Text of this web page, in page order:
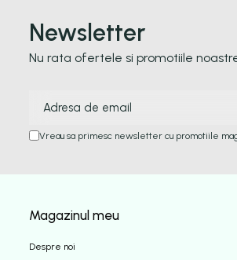
Newsletter
Nu rata ofertele si promotiile
Vreau sa primesc newsletter cu promotiile
Magazinul meu
Despre noi